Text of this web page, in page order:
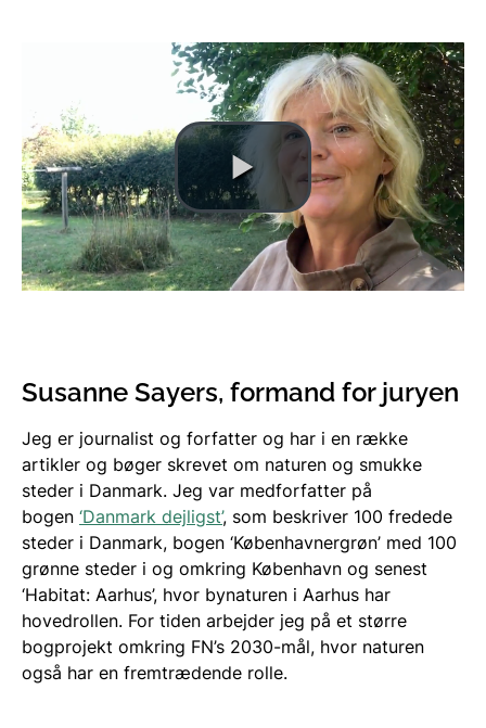
Susanne Sayers, formand for juryen
Jeg er journalist og forfatter og har i en række
artikler og bøger skrevet om naturen og smukke
steder i Danmark. Jeg var medforfatter på
bogen ‘Danmark dejligst’, som beskriver 100 fredede
steder i Danmark, bogen ‘Københavnergrøn’ med 100
grønne steder i og omkring København og senest
‘Habitat: Aarhus’, hvor bynaturen i Aarhus har
hovedrollen. For tiden arbejder jeg på et større
bogprojekt omkring FN’s 2030-mål, hvor naturen
også har en fremtrædende rolle.